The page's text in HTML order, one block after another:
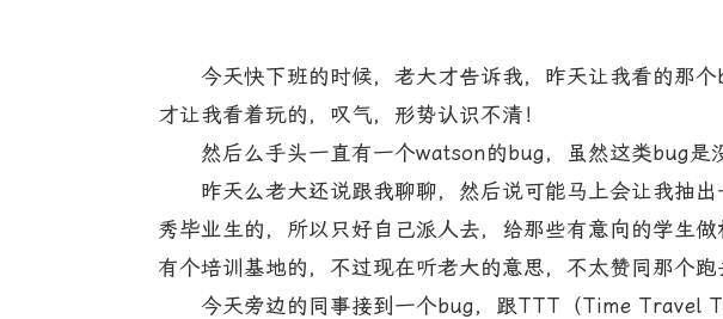
今天快下班的时候，老大才告诉我，昨天让我看的那个
才让我看着玩的，叹气，形势认识不清！
然后么手头一直有一个watson的bug，虽然这类bug是
昨天么老大还说跟我聊聊，然后说可能马上会让我抽出
秀毕业生的，所以只好自己派人去，给那些有意向的学生
有个培训基地的，不过现在听老大的意思，不太赞同那个
今天旁边的同事接到一个bug，跟TTT（Time Travel